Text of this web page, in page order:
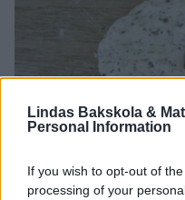
Lindas Bakskola &
Personal Information
If you wish to opt-out of
processing of your